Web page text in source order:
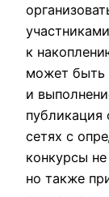
к
может быть
и
публикация
сетях с
конкурсы
но также